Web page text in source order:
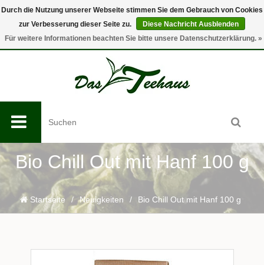
0
Bio Chill Out mit Hanf 100 g
Startseite / Neuigkeiten / Bio Chill Out mit Hanf 100 g
Durch die Nutzung unserer Webseite stimmen Sie dem Gebrauch von Cookies
zur Verbesserung dieser Seite zu.
Diese Nachricht Ausblenden
Für weitere Informationen beachten Sie bitte unsere Datenschutzerklärung. »